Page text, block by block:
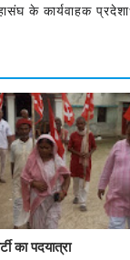
के कार्यवाहक
का पदयात्रा